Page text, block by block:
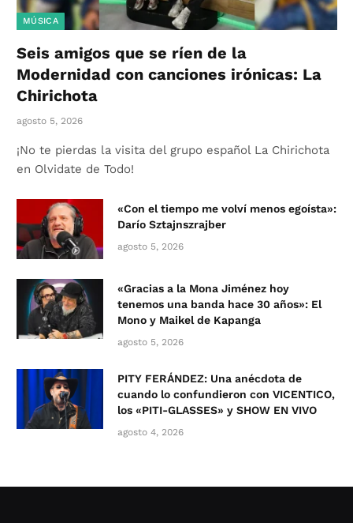
MÚSICA
Seis amigos que se ríen de la
Modernidad con canciones irónicas: La
Chirichota
agosto 5, 2026
¡No te pierdas la visita del grupo español La Chirichota
en Olvidate de Todo!
«Con el tiempo me volví menos egoísta»:
Darío Sztajnszrajber
agosto 5, 2026
«Gracias a la Mona Jiménez hoy
tenemos una banda hace 30 años»: El
Mono y Maikel de Kapanga
agosto 5, 2026
PITY FERÁNDEZ: Una anécdota de
cuando lo confundieron con VICENTICO,
los «PITI-GLASSES» y SHOW EN VIVO
agosto 4, 2026